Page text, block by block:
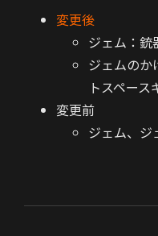
変更後
ジェム：
ジェムのか
トスペー
変更前
ジェム、ジ